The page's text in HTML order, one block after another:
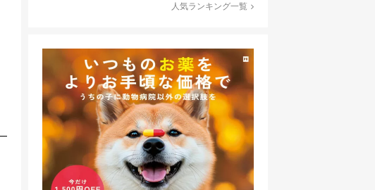
人気ランキング一覧